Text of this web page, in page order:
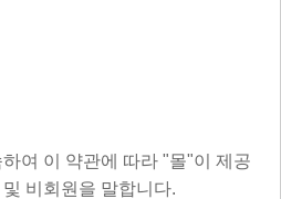
여 이 약관에 따라 "몰"이 제공
비회원을 말합니다.